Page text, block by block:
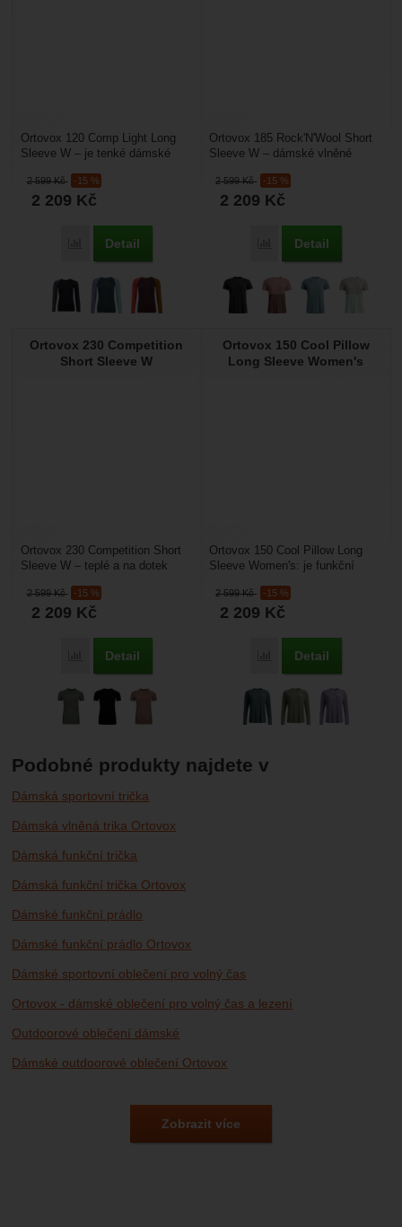
2 599Kč -15 %
2 209 Kč
Porovnat
Detail
Ortovox 120 Comp Light Long
Sleeve W – je tenké dámské
rukávem. Je určené...
2 599Kč -15 %
2 209 Kč
Porovnat
Detail
Ortovox 185 Rock'N'Wool Short
Sleeve W – dámské vlněné
vhodné pro běžné nošení,...
Ortovox 230 Competition
Short Sleeve W
2 599Kč -15 %
2 209 Kč
Porovnat
Detail
Ortovox 230 Competition Short
Sleeve W – teplé a na dotek
termoprádlo vyrobené...
Ortovox 150 Cool Pillow
Long Sleeve Women's
2 599Kč -15 %
2 209 Kč
Porovnat
Detail
Ortovox 150 Cool Pillow Long
Sleeve Women's: je funkční
vlny Merino...
Podobné produkty najdete v
Dámská sportovní trička
Dámská vlněná trika Ortovox
Dámská funkční trička
Dámská funkční trička Ortovox
Dámské funkční prádlo
Dámské funkční prádlo Ortovox
Dámské sportovní oblečení pro volný čas
Ortovox - dámské oblečení pro volný čas a lezení
Outdoorové oblečení dámské
Dámské outdoorové oblečení Ortovox
Zobrazit více